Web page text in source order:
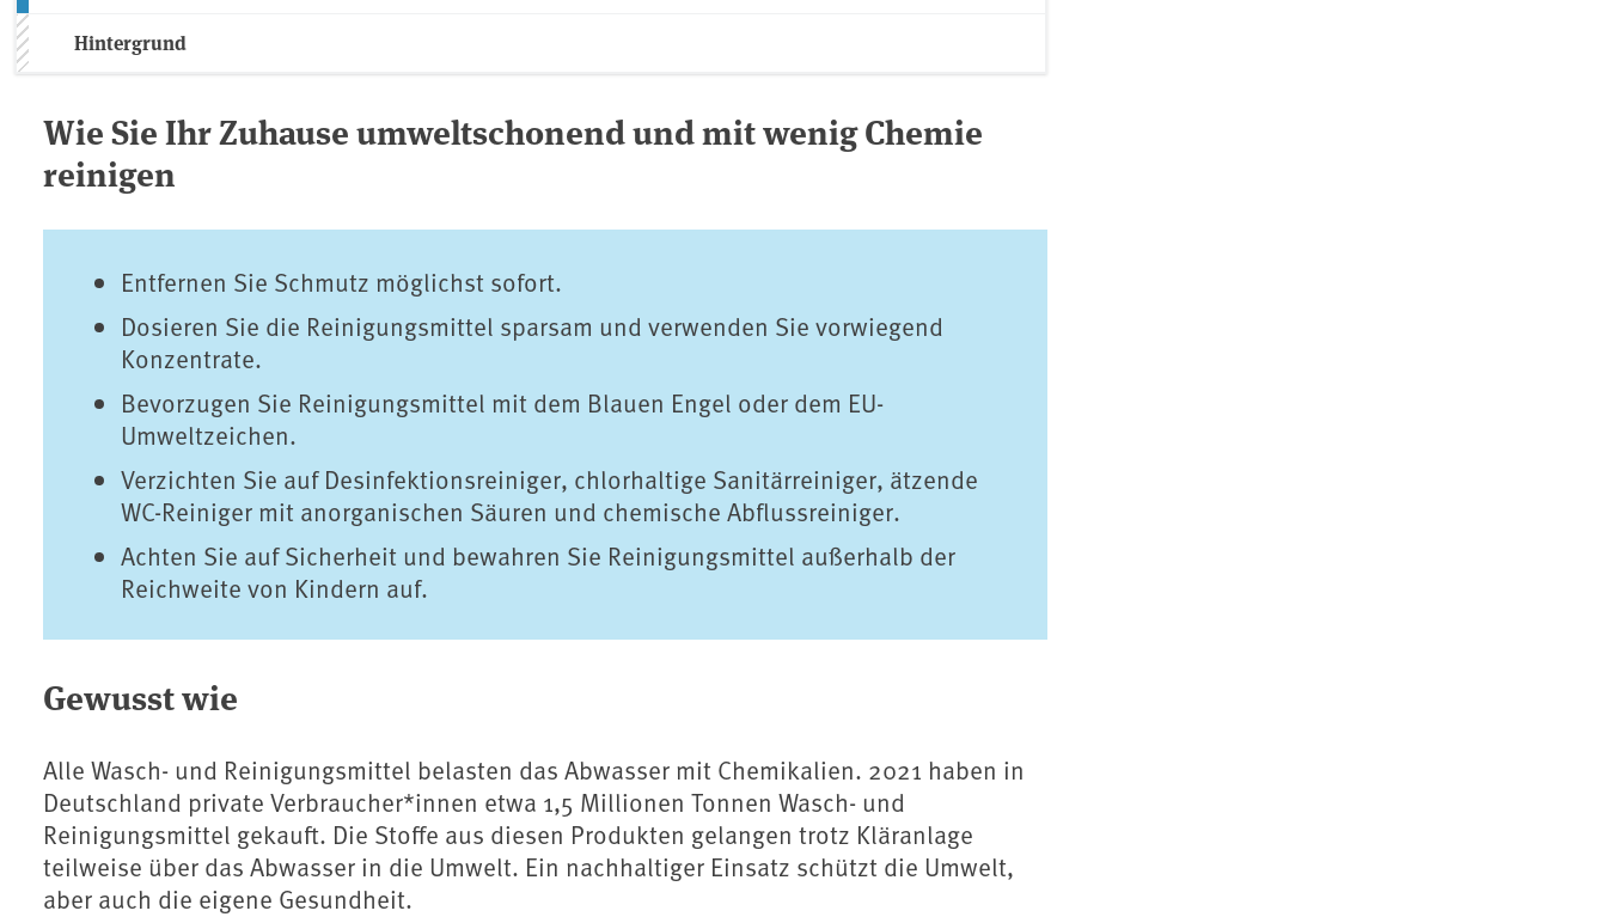
Hintergrund
Wie Sie Ihr Zuhause umweltschonend und mit wenig Chemie
reinigen
Entfernen Sie Schmutz möglichst sofort.
Dosieren Sie die Reinigungsmittel sparsam und verwenden Sie vorwiegend
Konzentrate.
Bevorzugen Sie Reinigungsmittel mit dem Blauen Engel oder dem EU-
Umweltzeichen.
Verzichten Sie auf Desinfektionsreiniger, chlorhaltige Sanitärreiniger, ätzende
WC-Reiniger mit anorganischen Säuren und chemische Abflussreiniger.
Achten Sie auf Sicherheit und bewahren Sie Reinigungsmittel außerhalb der
Reichweite von Kindern auf.
Gewusst wie
Alle Wasch- und Reinigungsmittel belasten das Abwasser mit Chemikalien. 2021 haben in
Deutschland private Verbraucher*innen etwa 1,5 Millionen Tonnen Wasch- und
Reinigungsmittel gekauft. Die Stoffe aus diesen Produkten gelangen trotz Kläranlage
teilweise über das Abwasser in die Umwelt. Ein nachhaltiger Einsatz schützt die Umwelt,
aber auch die eigene Gesundheit.